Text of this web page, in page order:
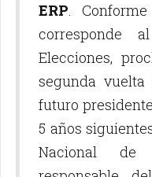
ERP.
corresponde
Elecciones,
segunda
futuro
5 años
Nacional de